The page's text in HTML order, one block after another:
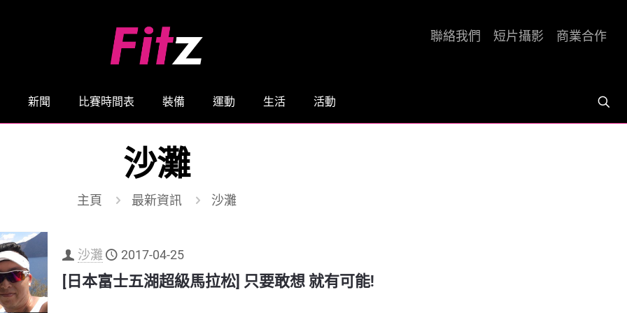
新聞 比賽時間表 裝備 運動 生活 活動
聯絡我們 短片攝影 商業合作
沙灘
主頁 最新資訊 沙灘
沙灘 2017-04-25
[日本富士五湖超級馬拉松] 只要敢想 就有可能!